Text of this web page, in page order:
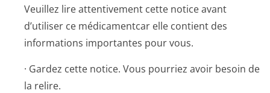
Veuillez lire attentivement cette notice avant
d’utiliser ce médicamentcar elle contient des
informations importantes pour vous.
· Gardez cette notice. Vous pourriez avoir besoin de
la relire.